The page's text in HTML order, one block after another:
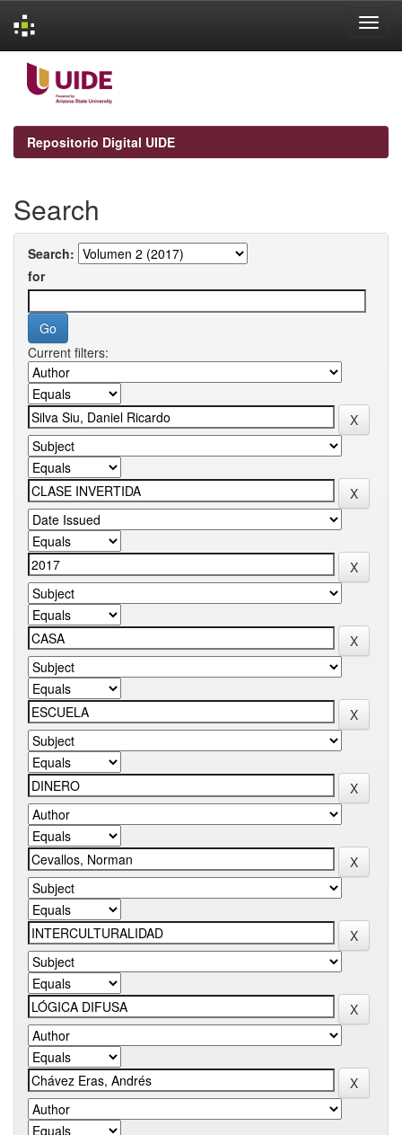
navigation
Repositorio Digital UIDE
Search
Search:
for
Current filters: